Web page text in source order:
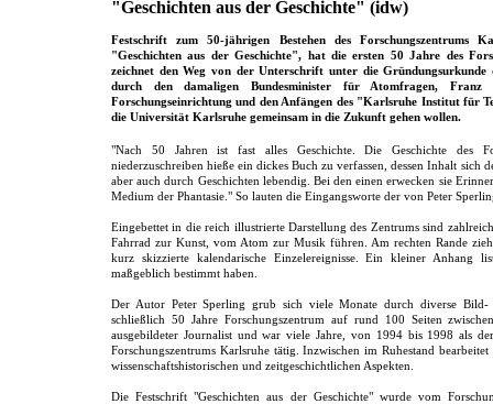
"Geschichten aus der Geschichte" (idw)
Festschrift zum 50-jährigen Bestehen des Forschungszentrums
"Geschichten aus der Geschichte", hat die ersten 50 Jahre des
zeichnet den Weg von der Unterschrift unter die
durch den damaligen Bundesminister für Atomfragen,
Forschungseinrichtung und den Anfängen des "Karlsruhe Institut für
die Universität Karlsruhe gemeinsam in die Zukunft gehen wollen.
"Nach 50 Jahren ist fast alles Geschichte. Die Geschichte des
niederzuschreiben hieße ein dickes Buch zu verfassen, dessen Inhalt sich
aber auch durch Geschichten lebendig. Bei den einen erwecken sie
Medium der Phantasie." So lauten die Eingangsworte der von Peter
Eingebettet in die reich illustrierte Darstellung des Zentrums sind
Fahrrad zur Kunst, vom Atom zur Musik führen. Am rechten Rande
kurz skizzierte kalendarische Einzelereignisse. Ein kleiner Anhang
maßgeblich bestimmt haben.
Der Autor Peter Sperling grub sich viele Monate durch diverse Bild-
schließlich 50 Jahre Forschungszentrum auf rund 100 Seiten
ausgebildeter Journalist und war viele Jahre, von 1994 bis 1998 als
Forschungszentrums Karlsruhe tätig. Inzwischen im Ruhestand
wissenschaftshistorischen und zeitgeschichtlichen Aspekten.
Die Festschrift "Geschichten aus der Geschichte" wurde vom